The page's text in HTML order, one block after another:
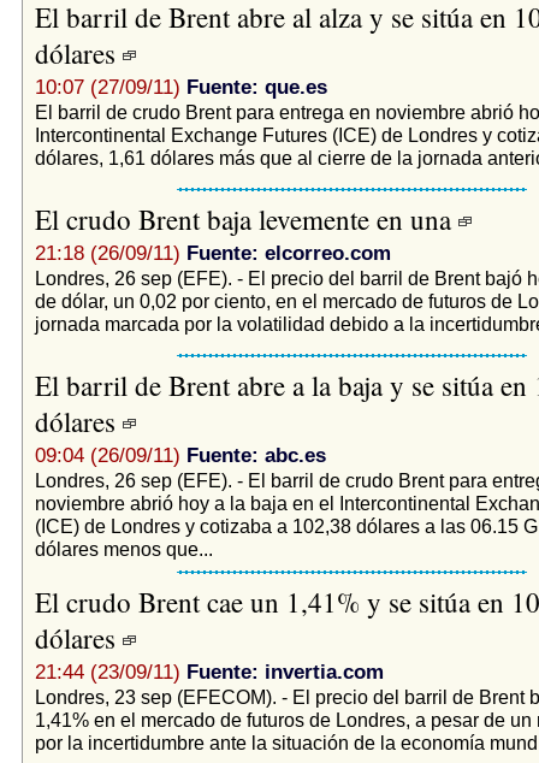
El barril de Brent abre al alza y se sitúa en
dólares
10:07 (27/09/11) Fuente: que.es
El barril de crudo Brent para entrega en noviembre abrió
Intercontinental Exchange Futures (ICE) de Londres y
dólares, 1,61 dólares más que al cierre de la jornada
El crudo Brent baja levemente en una
21:18 (26/09/11) Fuente: elcorreo.com
Londres, 26 sep (EFE). - El precio del barril de Brent bajó
de dólar, un 0,02 por ciento, en el mercado de futuros de
jornada marcada por la volatilidad debido a la
El barril de Brent abre a la baja y se sitúa en
dólares
09:04 (26/09/11) Fuente: abc.es
Londres, 26 sep (EFE). - El barril de crudo Brent para
noviembre abrió hoy a la baja en el Intercontinental
(ICE) de Londres y cotizaba a 102,38 dólares a las 06.15
dólares menos que...
El crudo Brent cae un 1,41% y se sitúa en
dólares
21:44 (23/09/11) Fuente: invertia.com
Londres, 23 sep (EFECOM). - El precio del barril de Brent
1,41% en el mercado de futuros de Londres, a pesar de
por la incertidumbre ante la situación de la economía